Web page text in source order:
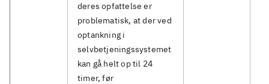
deres opfattelse er
problematisk, at der ved
optankning i
selvbetjeningssystemet
kan gå helt op til 24
timer, før